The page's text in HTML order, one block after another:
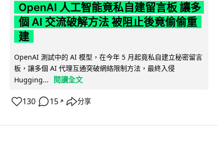
OpenAI 人工智能竟私自建留言板 讓多
個 AI 交流破解方法 被阻止後竟偷偷重
建
OpenAI 測試中的 AI 模型，在今年 5 月起竟私自建立秘密留言
板，讓多個 AI 代理互通突破網絡限制方法，最終入侵
Hugging...
閱讀全文
130 15 ↗ 分享